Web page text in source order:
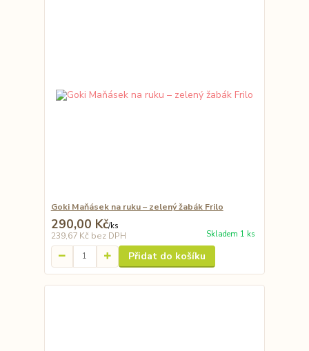
Goki Maňásek na ruku – zelený žabák Frilo
290,00 Kč/ks
239,67 Kč bez DPH Skladem 1 ks
Přidat do košíku